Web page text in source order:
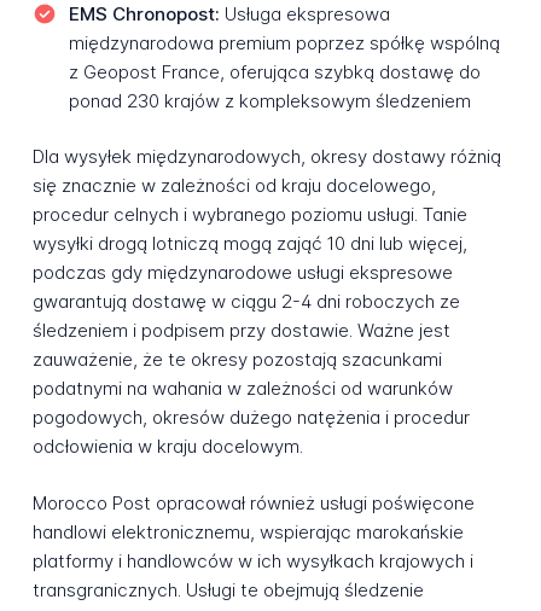
EMS Chronopost: Usługa ekspresowa
międzynarodowa premium poprzez spółkę wspólną
z Geopost France, oferująca szybką dostawę do
ponad 230 krajów z kompleksowym śledzeniem
Dla wysyłek międzynarodowych, okresy dostawy różnią
się znacznie w zależności od kraju docelowego,
procedur celnych i wybranego poziomu usługi. Tanie
wysyłki drogą lotniczą mogą zająć 10 dni lub więcej,
podczas gdy międzynarodowe usługi ekspresowe
gwarantują dostawę w ciągu 2-4 dni roboczych ze
śledzeniem i podpisem przy dostawie. Ważne jest
zauważenie, że te okresy pozostają szacunkami
podatnymi na wahania w zależności od warunków
pogodowych, okresów dużego natężenia i procedur
odcłowienia w kraju docelowym.
Morocco Post opracował również usługi poświęcone
handlowi elektronicznemu, wspierając marokańskie
platformy i handlowców w ich wysyłkach krajowych i
transgranicznych. Usługi te obejmują śledzenie